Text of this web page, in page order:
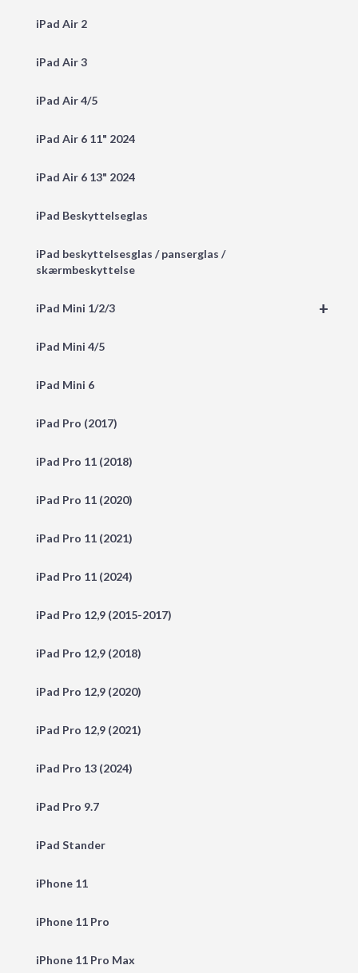
iPad Air 2
iPad Air 3
iPad Air 4/5
iPad Air 6 11" 2024
iPad Air 6 13" 2024
iPad Beskyttelseglas
iPad beskyttelsesglas / panserglas /
skærmbeskyttelse
+
iPad Mini 1/2/3
iPad Mini 4/5
iPad Mini 6
iPad Pro (2017)
iPad Pro 11 (2018)
iPad Pro 11 (2020)
iPad Pro 11 (2021)
iPad Pro 11 (2024)
iPad Pro 12,9 (2015-2017)
iPad Pro 12,9 (2018)
iPad Pro 12,9 (2020)
iPad Pro 12,9 (2021)
iPad Pro 13 (2024)
iPad Pro 9.7
iPad Stander
iPhone 11
iPhone 11 Pro
iPhone 11 Pro Max